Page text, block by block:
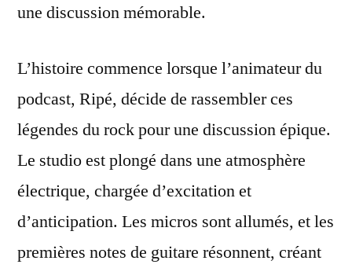
une discussion mémorable.
L’histoire commence lorsque l’animateur du
podcast, Ripé, décide de rassembler ces
légendes du rock pour une discussion épique.
Le studio est plongé dans une atmosphère
électrique, chargée d’excitation et
d’anticipation. Les micros sont allumés, et les
premières notes de guitare résonnent, créant